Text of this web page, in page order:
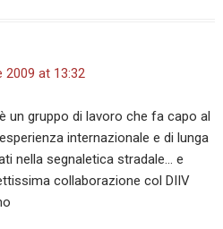
2009 at 13:32
un gruppo di lavoro che fa capo al
internazionale e di lunga
nella segnaletica stradale… e
collaborazione col DIIV